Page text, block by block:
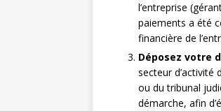
l’entreprise
paiements a été
financière de
Déposez votre
secteur d’activité
ou du tribunal
démarche, afin